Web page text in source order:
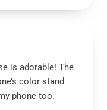
is adorable! The
color stand
phone too.